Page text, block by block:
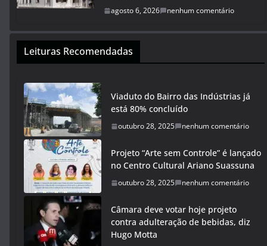
agosto 6, 2026 nenhum comentário
Leituras Recomendadas
Viaduto do Bairro das Indústrias já
está 80% concluído
outubro 28, 2025 nenhum comentário
Projeto “Arte sem Controle” é lançado
no Centro Cultural Ariano Suassuna
outubro 28, 2025 nenhum comentário
Câmara deve votar hoje projeto
contra adulteração de bebidas, diz
Hugo Motta